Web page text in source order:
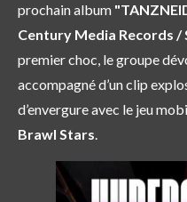
prochain album
Century Media Records /
premier choc, le groupe
accompagné d’un clip
d’envergure avec le jeu
Brawl Stars.